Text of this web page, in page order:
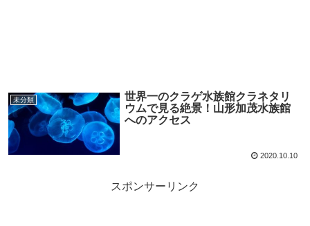
未分類
世界一のクラゲ水族館クラネタリ
ウムで見る絶景！山形加茂水族館
へのアクセス
2020.10.10
スポンサーリンク